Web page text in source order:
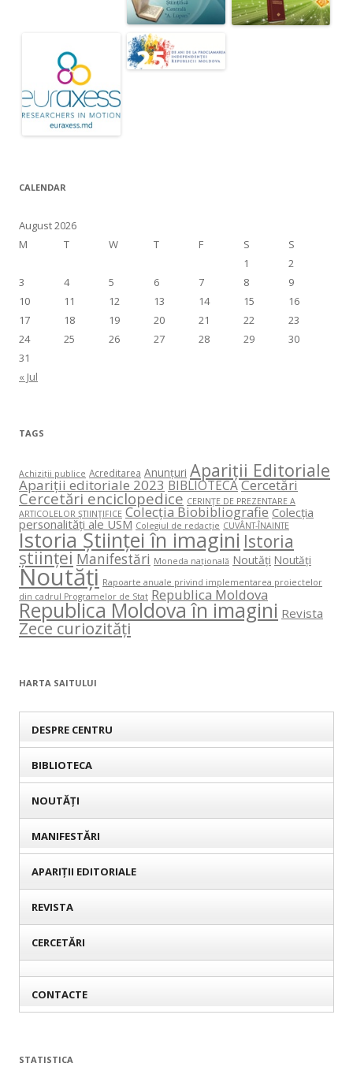
CALENDAR
August 2026
M
T W T F S S
« Jul
1
2
3
4 5 6 7 8
9
10
11 12 13 14 15
16
17
18 19 20 21 22
23
24
25 26 27 28 29
30
31
TAGS
Achiziții publice Acreditarea Anunțuri Apariții Editoriale
Apariții editoriale 2023 BIBLIOTECACercetări
Cercetări enciclopedice CERINŢE DE PREZENTARE A
ARTICOLELOR ŞTIINŢIFICE Colecția Biobibliografie Colecția
personalități ale USM Colegiul de redacție CUVÂNT-ÎNAINTE
Istoria Științei în imagini Istoria
științei Manifestări Moneda națională Noutăți Noutăți
Noutăți Rapoarte anuale privind implementarea proiectelor
din cadrul Programelor de Stat Republica Moldova
Republica Moldova în imagini Revista
Zece curiozități
HARTA SAITULUI
DESPRE CENTRU
BIBLIOTECA
NOUTĂȚI
MANIFESTĂRI
APARIȚII EDITORIALE
REVISTA
CERCETĂRI
CONTACTE
STATISTICA